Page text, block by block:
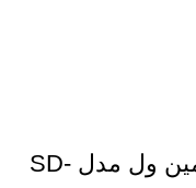
مبدل 48 به 24 ولت 4.2 آمپر مین ول مدل SD-